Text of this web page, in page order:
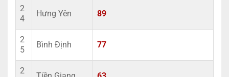
2
4
Hưng Yên 89
2
5
Bình Định 77
2